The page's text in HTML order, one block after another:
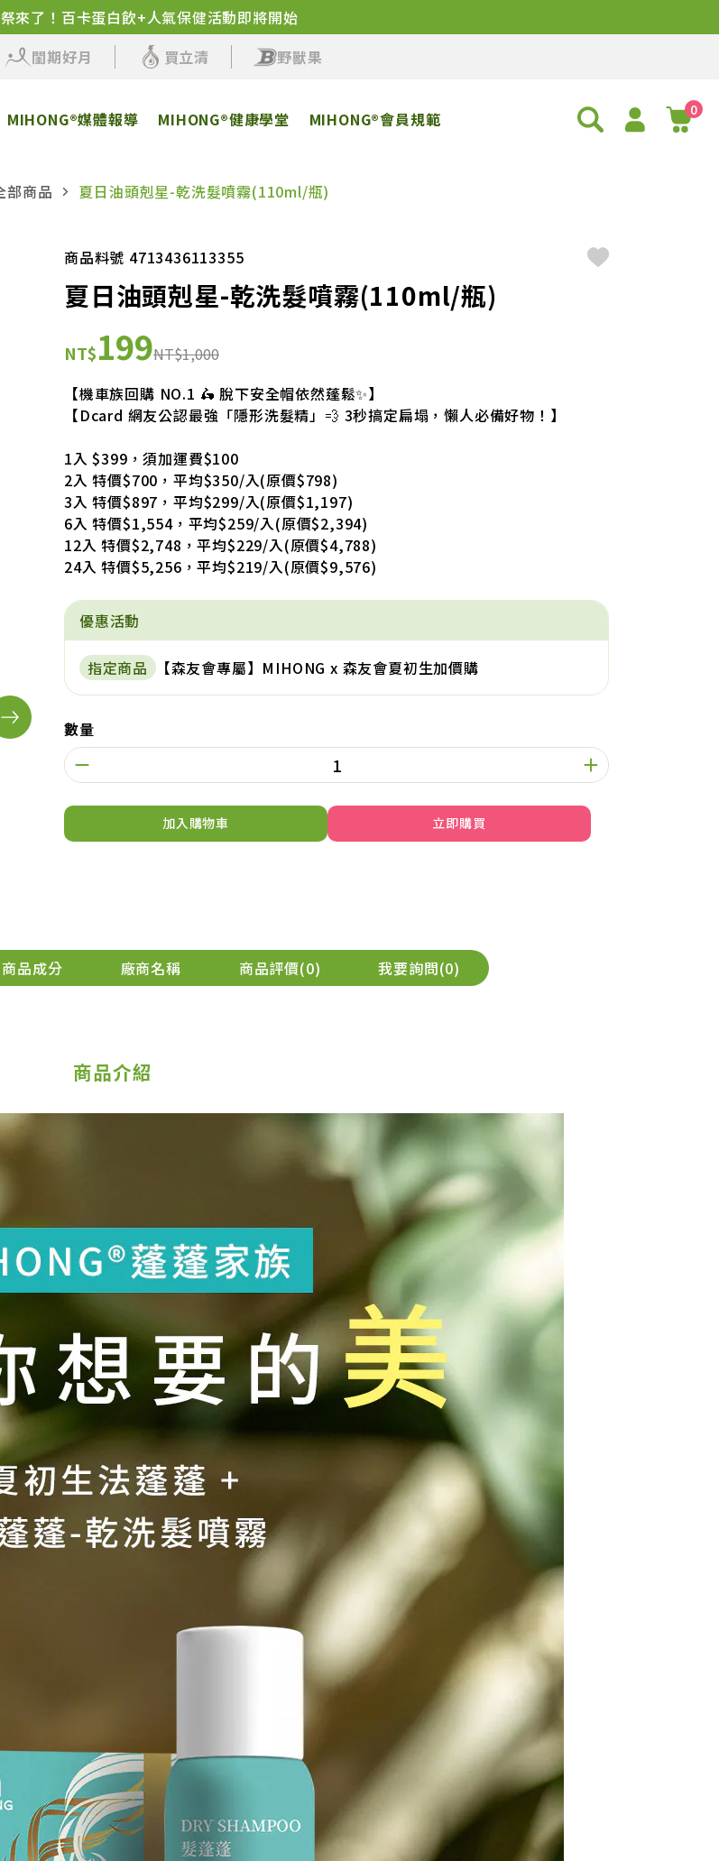
來了！百卡蛋白飲+人氣保健活動即將開始
閨期好月 買立清 野獸果
MIHONG®媒體報導 MIHONG®健康學堂 MIHONG®會員規範 0
部商品 夏日油頭剋星-乾洗髮噴霧(110ml/瓶)
商品料號 4713436113355
夏日油頭剋星-乾洗髮噴霧(110ml/瓶)
NT$199NT$1,000
【機車族回購 NO.1 🛵 脫下安全帽依然蓬鬆✨】
【Dcard 網友公認最強「隱形洗髮精」💨 3秒搞定扁塌，懶人必備好物！】
1入 $399，須加運費$100
2入 特價$700，平均$350/入(原價$798)
3入 特價$897，平均$299/入(原價$1,197)
6入 特價$1,554，平均$259/入(原價$2,394)
12入 特價$2,748，平均$229/入(原價$4,788)
24入 特價$5,256，平均$219/入(原價$9,576)
優惠活動
指定商品 【森友會專屬】MIHONG x 森友會夏初生加價購
數量
加入購物車 立即購買
商品成分 廠商名稱 商品評價 0 我要詢問 0
商品介紹